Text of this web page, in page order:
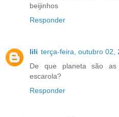
beijinhos
Responder
lili terça-feira, outubro 02,
De que planeta são as
escarola?
Responder